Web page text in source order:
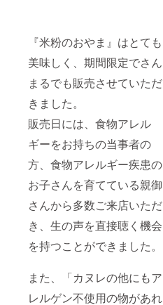
『米粉のおやま』はとても
美味しく、期間限定でさん
まるでも販売させていただ
きました。
販売日には、食物アレル
ギーをお持ちの当事者の
方、食物アレルギー疾患の
お子さんを育てている親御
さんから多数ご来店いただ
き、生の声を直接聴く機会
を持つことができました。
また、「カヌレの他にもア
レルゲン不使用の物があれ